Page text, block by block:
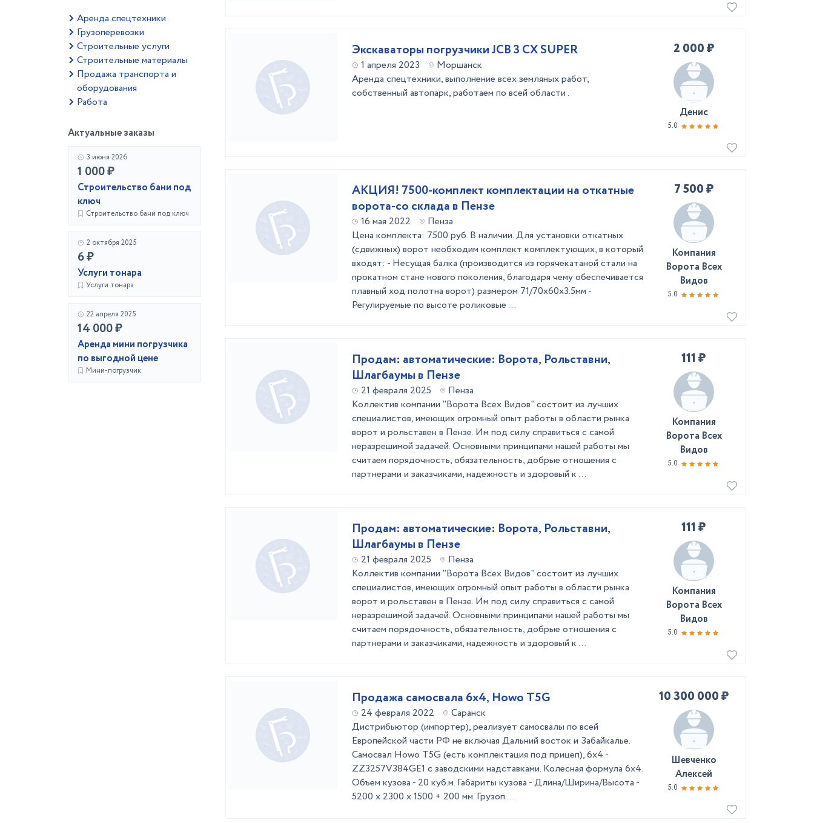
Аренда спецтехники
Грузоперевозки
Строительные услуги
Строительные материалы
Продажа транспорта и
оборудования
Работа
Актуальные заказы
3 июня 2026
1 000 ₽
Строительство бани под
ключ
Строительство бани под ключ
2 октября 2025
6 ₽
Услуги тонара
Услуги тонара
22 апреля 2025
14 000 ₽
Аренда мини погрузчика
по выгодной цене
Мини-погрузчик
Экскаваторы погрузчики JCB 3 CX SUPER
1 апреля 2023
Моршанск
Аренда спецтехники, выполнение всех земляных работ,
собственный автопарк, работаем по всей области .
2 000 ₽
Денис
5.0
АКЦИЯ! 7500-комплект комплектации на откатные
ворота-со склада в Пензе
16 мая 2022
Пенза
Цена комплекта: 7500 руб. В наличии. Для установки откатных
(сдвижных) ворот необходим комплект комплектующих, в который
входят: - Несущая балка (производится из горячекатаной стали на
прокатном стане нового поколения, благодаря чему обеспечивается
плавный ход полотна ворот) размером 71/70х60х3.5мм -
Регулируемые по высоте роликовые ...
7 500 ₽
Компания
Ворота Всех
Видов
5.0
Продам: автоматические: Ворота, Рольставни,
Шлагбаумы в Пензе
21 февраля 2025
Пенза
Коллектив компании "Ворота Всех Видов" состоит из лучших
специалистов, имеющих огромный опыт работы в области рынка
ворот и рольставен в Пензе. Им под силу справиться с самой
неразрешимой задачей. Основными принципами нашей работы мы
считаем порядочность, обязательность, добрые отношения с
партнерами и заказчиками, надежность и здоровый к ...
111 ₽
Компания
Ворота Всех
Видов
5.0
Продам: автоматические: Ворота, Рольставни,
Шлагбаумы в Пензе
21 февраля 2025
Пенза
Коллектив компании "Ворота Всех Видов" состоит из лучших
специалистов, имеющих огромный опыт работы в области рынка
ворот и рольставен в Пензе. Им под силу справиться с самой
неразрешимой задачей. Основными принципами нашей работы мы
считаем порядочность, обязательность, добрые отношения с
партнерами и заказчиками, надежность и здоровый к ...
111 ₽
Компания
Ворота Всех
Видов
5.0
Продажа самосвала 6х4, Howo T5G
24 февраля 2022
Саранск
Дистрибьютор (импортер), реализует самосвалы по всей
Европейской части РФ не включая Дальний восток и Забайкалье.
Самосвал Howo T5G (есть комплектация под прицеп), 6х4 -
ZZ3257V384GE1 с заводскими надставками. Колесная формула 6х4.
Объем кузова - 20 куб.м. Габариты кузова - Длина/Ширина/Высота -
5200 x 2300 х 1500 + 200 мм. Грузоп ...
10 300 000 ₽
Шевченко
Алексей
5.0